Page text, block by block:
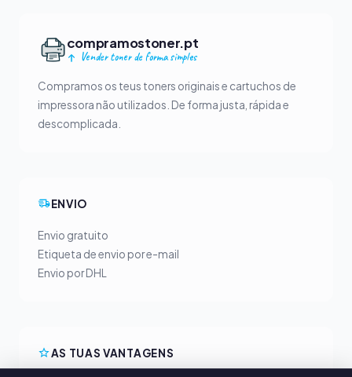
compramostoner.pt
Vender toner de forma simples
Compramos os teus toners originais e cartuchos de
impressora não utilizados. De forma justa, rápida e
descomplicada.
ENVIO
Envio gratuito
Etiqueta de envio por e-mail
Envio por DHL
AS TUAS VANTAGENS